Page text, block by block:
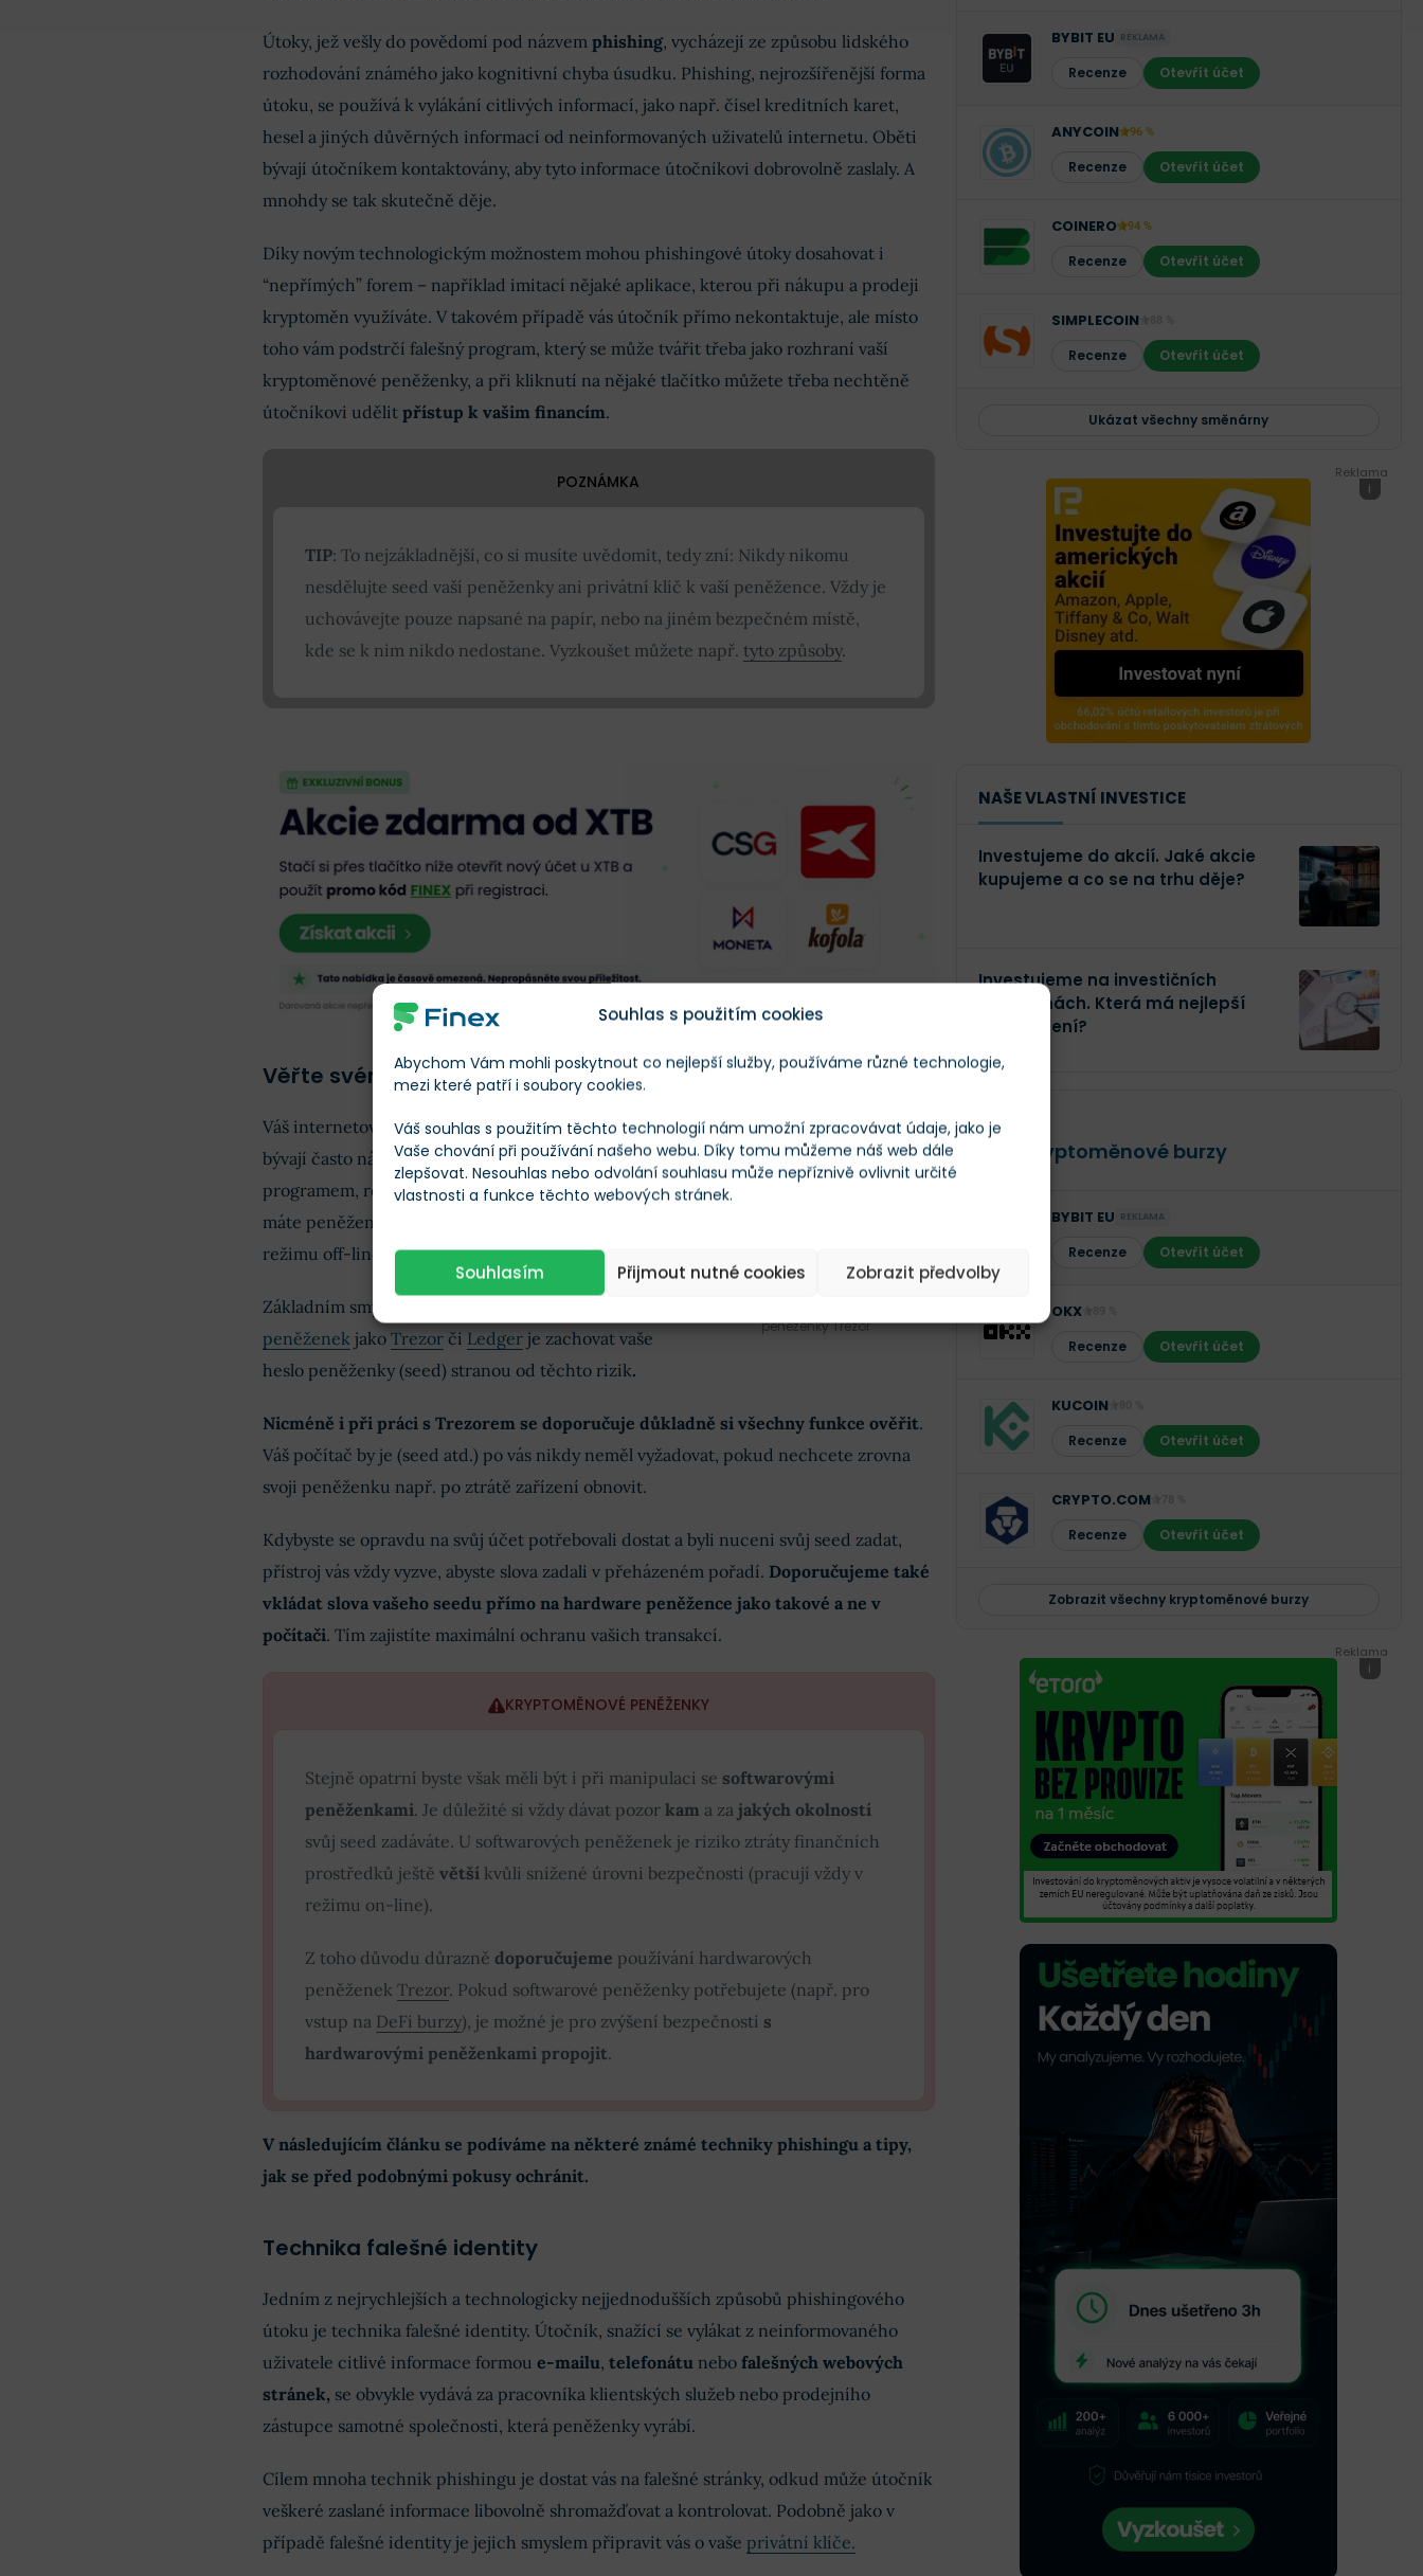
Souhlas s použitím cookies
Abychom Vám mohli poskytnout co nejlepší služby, používáme různé technologie,
mezi které patří i soubory cookies.
Váš souhlas s použitím těchto technologií nám umožní zpracovávat údaje, jako je
Vaše chování při používání našeho webu. Díky tomu můžeme náš web dále
zlepšovat. Nesouhlas nebo odvolání souhlasu může nepříznivě ovlivnit určité
vlastnosti a funkce těchto webových stránek.
Souhlasím Přijmout nutné cookies Zobrazit předvolby
Útoky, jež vešly do povědomí pod názvem phishing, vycházejí ze způsobu lidského
rozhodování známého jako kognitivní chyba úsudku. Phishing, nejrozšířenější forma
útoku, se používá k vylákání citlivých informací, jako např. čísel kreditních karet,
hesel a jiných důvěrných informací od neinformovaných uživatelů internetu. Oběti
bývají útočníkem kontaktovány, aby tyto informace útočníkovi dobrovolně zaslaly. A
mnohdy se tak skutečně děje.
Díky novým technologickým možnostem mohou phishingové útoky dosahovat i
“nepřímých” forem – například imitací nějaké aplikace, kterou při nákupu a prodeji
kryptoměn využíváte. V takovém případě vás útočník přímo nekontaktuje, ale místo
toho vám podstrčí falešný program, který se může tvářit třeba jako rozhraní vaší
kryptoměnové peněženky, a při kliknutí na nějaké tlačítko můžete třeba nechtěně
útočníkovi udělit přístup k vašim financím.
POZNÁMKA
TIP: To nejzákladnější, co si musíte uvědomit, tedy zní: Nikdy nikomu
nesdělujte seed vaší peněženky ani privátní klíč k vaší peněžence. Vždy je
uchovávejte pouze napsané na papír, nebo na jiném bezpečném místě,
kde se k nim nikdo nedostane. Vyzkoušet můžete např. tyto způsoby.
Věřte svému přístroji
peněženky Trezor
Váš internetový prohlížeč a softwarová peněženka
bývají často náchylné k infikování škodlivým
programem, rozšířením nebo virem. Pokud však
máte peněženku
režimu off-line a podobných pokusů jste ušetřeni.
Základním smyslem bezpečných
peněženek jako Trezorči Ledgerje zachovat vaše
heslo peněženky (seed) stranou od těchto rizik.
Nicméně i při práci s Trezorem se doporučuje důkladně si všechny funkce ověřit.
Váš počítač by je (seed atd.) po vás nikdy neměl vyžadovat, pokud nechcete zrovna
svoji peněženku např. po ztrátě zařízení obnovit.
Kdybyste se opravdu na svůj účet potřebovali dostat a byli nuceni svůj seed zadat,
přístroj vás vždy vyzve, abyste slova zadali v přeházeném pořadí. Doporučujeme také
vkládat slova vašeho seedu přímo na hardware peněžence jako takové a ne v
počítači. Tím zajistíte maximální ochranu vašich transakcí.
KRYPTOMĚNOVÉ PENĚŽENKY
Stejně opatrní byste však měli být i při manipulaci se softwarovými
peněženkami. Je důležité si vždy dávat pozorkam a za jakých okolností
svůj seed zadáváte. U softwarových peněženek je riziko ztráty finančních
prostředků ještě většíkvůli snížené úrovni bezpečnosti (pracují vždy v
režimu on-line).
Z toho důvodu důrazně doporučujeme používání hardwarových
peněženek Trezor. Pokud softwarové peněženky potřebujete (např. pro
vstup na DeFi burzy), je možné je pro zvýšení bezpečnosti s
hardwarovými peněženkami propojit.
V následujícím článku se podíváme na některé známé techniky phishingu a tipy,
jak se před podobnými pokusy ochránit.
Technika falešné identity
Jedním z nejrychlejších a technologicky nejjednodušších způsobů phishingového
útoku je technika falešné identity. Útočník, snažící se vylákat z neinformovaného
uživatele citlivé informace formou e-mailu, telefonátunebo falešných webových
stránek, se obvykle vydává za pracovníka klientských služeb nebo prodejního
zástupce samotné společnosti, která peněženky vyrábí.
Cílem mnoha technik phishingu je dostat vás na falešné stránky, odkud může útočník
veškeré zaslané informace libovolně shromažďovat a kontrolovat. Podobně jako v
případě falešné identity je jejich smyslem připravit vás o vaše privátní klíče.
BYBIT EU REKLAMA
Recenze Otevřít účet
ANYCOIN 96 %
Recenze Otevřít účet
COINERO 94 %
Recenze Otevřít účet
SIMPLECOIN
Recenze Otevřít účet
Ukázat všechny směnárny
Reklama
i
NAŠE VLASTNÍ INVESTICE
Investujeme do akcií. Jaké akcie
kupujeme a co se na trhu děje?
Investujeme na investičních
platformách. Která má nejlepší
zhodnocení?
RECENZE
TOP Kryptoměnové burzy
BYBIT EU REKLAMA
Recenze Otevřít účet
OKX
Recenze Otevřít účet
KUCOIN
Recenze Otevřít účet
CRYPTO.COM
Recenze Otevřít účet
Zobrazit všechny kryptoměnové burzy
Reklama
i